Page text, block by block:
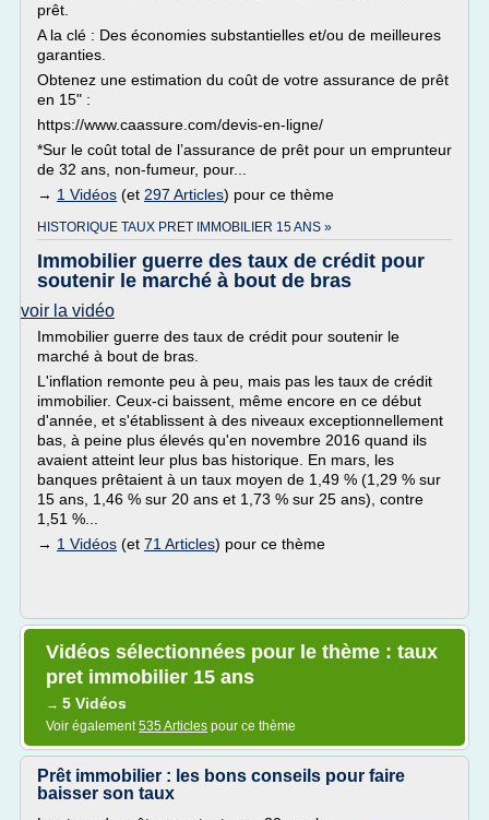
prêt.
A la clé : Des économies substantielles et/ou de meilleures
garanties.
Obtenez une estimation du coût de votre assurance de prêt
en 15" :
https://www.caassure.com/devis-en-ligne/
*Sur le coût total de l’assurance de prêt pour un emprunteur
de 32 ans, non-fumeur, pour...
→ 1 Vidéos (et 297 Articles) pour ce thème
HISTORIQUE TAUX PRET IMMOBILIER 15 ANS »
Immobilier guerre des taux de crédit pour
soutenir le marché à bout de bras
voir la vidéo
Immobilier guerre des taux de crédit pour soutenir le
marché à bout de bras.
L'inflation remonte peu à peu, mais pas les taux de crédit
immobilier. Ceux-ci baissent, même encore en ce début
d'année, et s'établissent à des niveaux exceptionnellement
bas, à peine plus élevés qu'en novembre 2016 quand ils
avaient atteint leur plus bas historique. En mars, les
banques prêtaient à un taux moyen de 1,49 % (1,29 % sur
15 ans, 1,46 % sur 20 ans et 1,73 % sur 25 ans), contre
1,51 %...
→ 1 Vidéos (et 71 Articles) pour ce thème
Vidéos sélectionnées pour le thème : taux
pret immobilier 15 ans
→ 5 Vidéos
Voir également535 Articles pour ce thème
Prêt immobilier : les bons conseils pour faire
baisser son taux